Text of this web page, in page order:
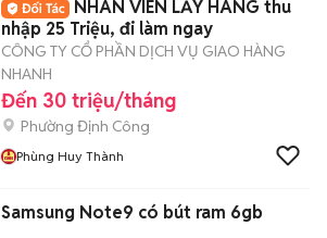
NHÂN VIÊN LẤY HÀNG thu
nhập 25 Triệu, đi làm ngay
CÔNG TY CỔ PHẦN DỊCH VỤ GIAO HÀNG
NHANH
Đến 30 triệu/tháng
Phường Định Công
Phùng Huy Thành
Samsung Note9 có bút ram 6gb